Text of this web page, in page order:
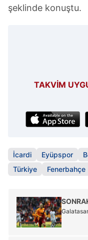
şeklinde konuştu.
TAKVİM
İcardi Eyüpspor
Türkiye
Fenerbahçe